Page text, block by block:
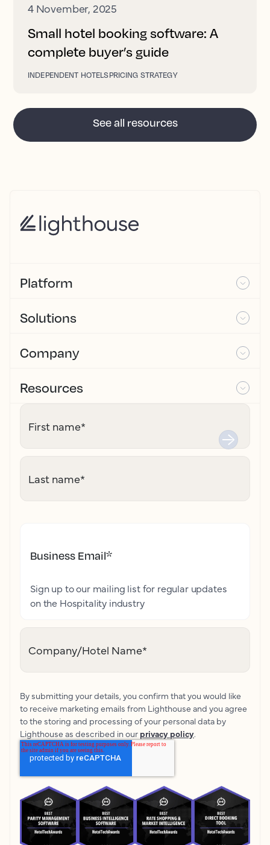
4 November, 2025
Small hotel booking software: A
complete buyer’s guide
INDEPENDENT HOTELSPRICING STRATEGY
See all resources
Platform
Solutions
Company
Resources
First name*
Last name*
Business Email*
Sign up to our mailing list for regular updates
on the Hospitality industry
Company/Hotel Name*
By submitting your details, you confirm that you would like
to receive marketing emails from Lighthouse and you agree
to the storing and processing of your personal data by
Lighthouse as described in our privacy policy.